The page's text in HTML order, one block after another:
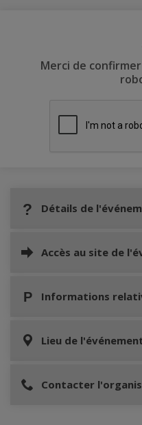
Merci de
Détails de
Accès au site de
Informations
Lieu de
Contacter